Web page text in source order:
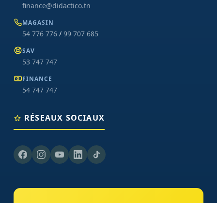
finance@didactico.tn
MAGASIN
54 776 776 / 99 707 685
SAV
53 747 747
FINANCE
54 747 747
RÉSEAUX SOCIAUX